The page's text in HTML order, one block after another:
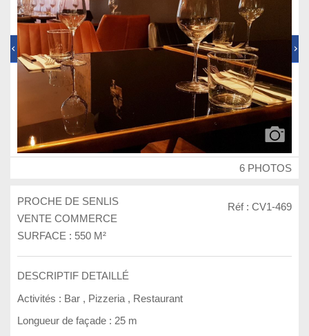
6 PHOTOS
Réf : CV1-469
PROCHE DE SENLIS
VENTE COMMERCE
SURFACE : 550 M²
DESCRIPTIF DETAILLÉ
Activités : Bar , Pizzeria , Restaurant
Longueur de façade : 25 m